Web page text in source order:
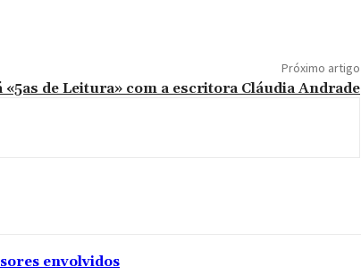
Próximo artigo
«5as de Leitura» com a escritora Cláudia Andrade
envolvidos